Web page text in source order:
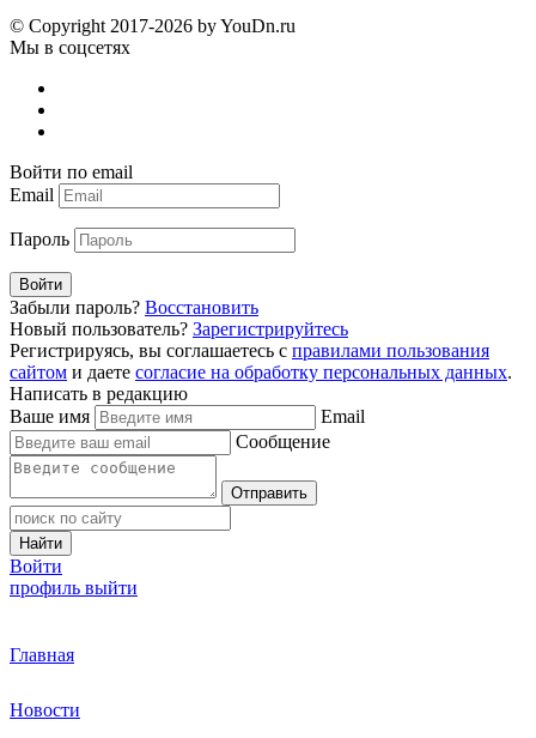
© Copyright 2017-2026 by YouDn.ru
Мы в соцсетях
Войти по email
Email
Пароль
Войти
Забыли пароль? Восстановить
Новый пользователь? Зарегистрируйтесь
Регистрируясь, вы соглашаетесь с правилами пользования
сайтом и даете согласие на обработку персональных данных.
Написать в редакцию
Ваше имя
Email
Сообщение
Отправить
Найти
Войти
профиль выйти
Главная
Новости